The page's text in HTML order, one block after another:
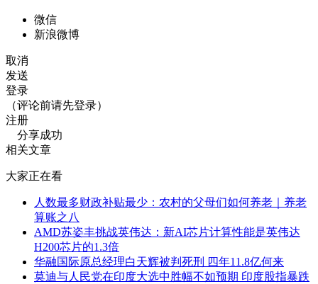
微信
新浪微博
取消
发送
登录
（评论前请先登录）
注册
分享成功
相关文章
大家正在看
人数最多财政补贴最少：农村的父母们如何养老｜养老
算账之八
AMD苏姿丰挑战英伟达：新AI芯片计算性能是英伟达
H200芯片的1.3倍
华融国际原总经理白天辉被判死刑 四年11.8亿何来
莫迪与人民党在印度大选中胜幅不如预期 印度股指暴跌